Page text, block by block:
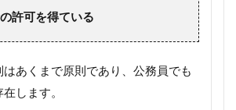
許可を得ている
はあくまで原則であり、公務員でも
します。